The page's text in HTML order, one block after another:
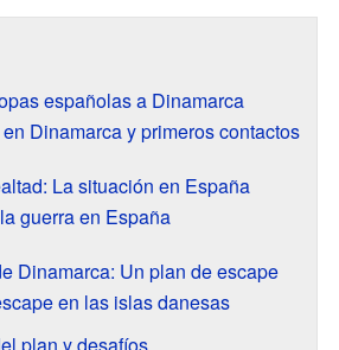
españolas a Dinamarca
Dinamarca y primeros contactos
La situación en España
guerra en España
Dinamarca: Un plan de escape
en las islas danesas